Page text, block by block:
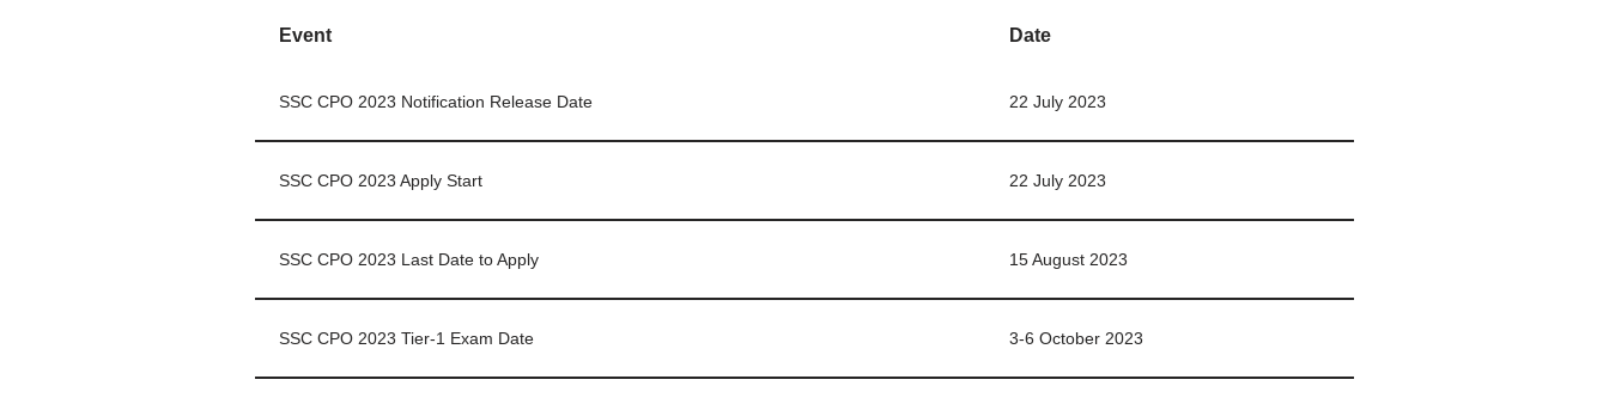
Event Date
SSC CPO 2023 Notification Release Date 22 July 2023
SSC CPO 2023 Apply Start 22 July 2023
SSC CPO 2023 Last Date to Apply 15 August 2023
SSC CPO 2023 Tier-1 Exam Date 3-6 October 2023